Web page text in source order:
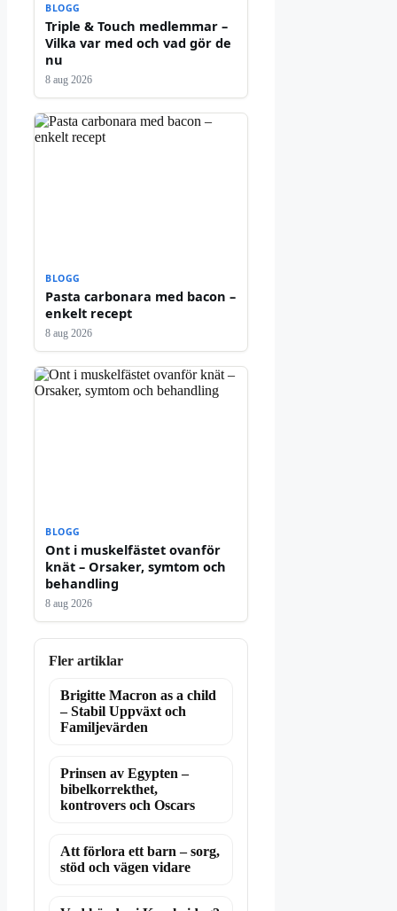
BLOGG
Triple & Touch medlemmar –
Vilka var med och vad gör de
nu
8 aug 2026
BLOGG
Pasta carbonara med bacon –
enkelt recept
8 aug 2026
BLOGG
Ont i muskelfästet ovanför
knät – Orsaker, symtom och
behandling
8 aug 2026
Fler artiklar
Brigitte Macron as a child
– Stabil Uppväxt och
Familjevärden
Prinsen av Egypten –
bibelkorrekthet,
kontrovers och Oscars
Att förlora ett barn – sorg,
stöd och vägen vidare